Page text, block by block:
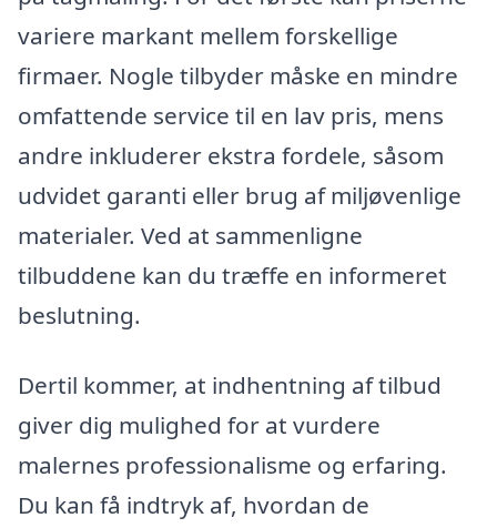
variere markant mellem forskellige
firmaer. Nogle tilbyder måske en mindre
omfattende service til en lav pris, mens
andre inkluderer ekstra fordele, såsom
udvidet garanti eller brug af miljøvenlige
materialer. Ved at sammenligne
tilbuddene kan du træffe en informeret
beslutning.
Dertil kommer, at indhentning af tilbud
giver dig mulighed for at vurdere
malernes professionalisme og erfaring.
Du kan få indtryk af, hvordan de